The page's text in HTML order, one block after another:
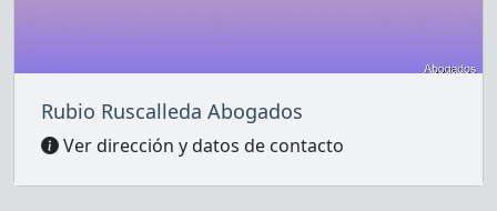
Rubio Ruscalleda Abogados
Ver dirección y datos de contacto